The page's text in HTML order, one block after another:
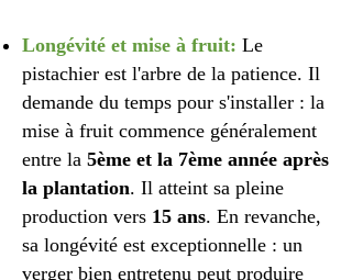
Longévité et mise à fruit: Le
pistachier est l'arbre de la patience. Il
demande du temps pour s'installer : la
mise à fruit commence généralement
entre la 5ème et la 7ème année après
la plantation. Il atteint sa pleine
production vers 15 ans. En revanche,
sa longévité est exceptionnelle : un
verger bien entretenu peut produire